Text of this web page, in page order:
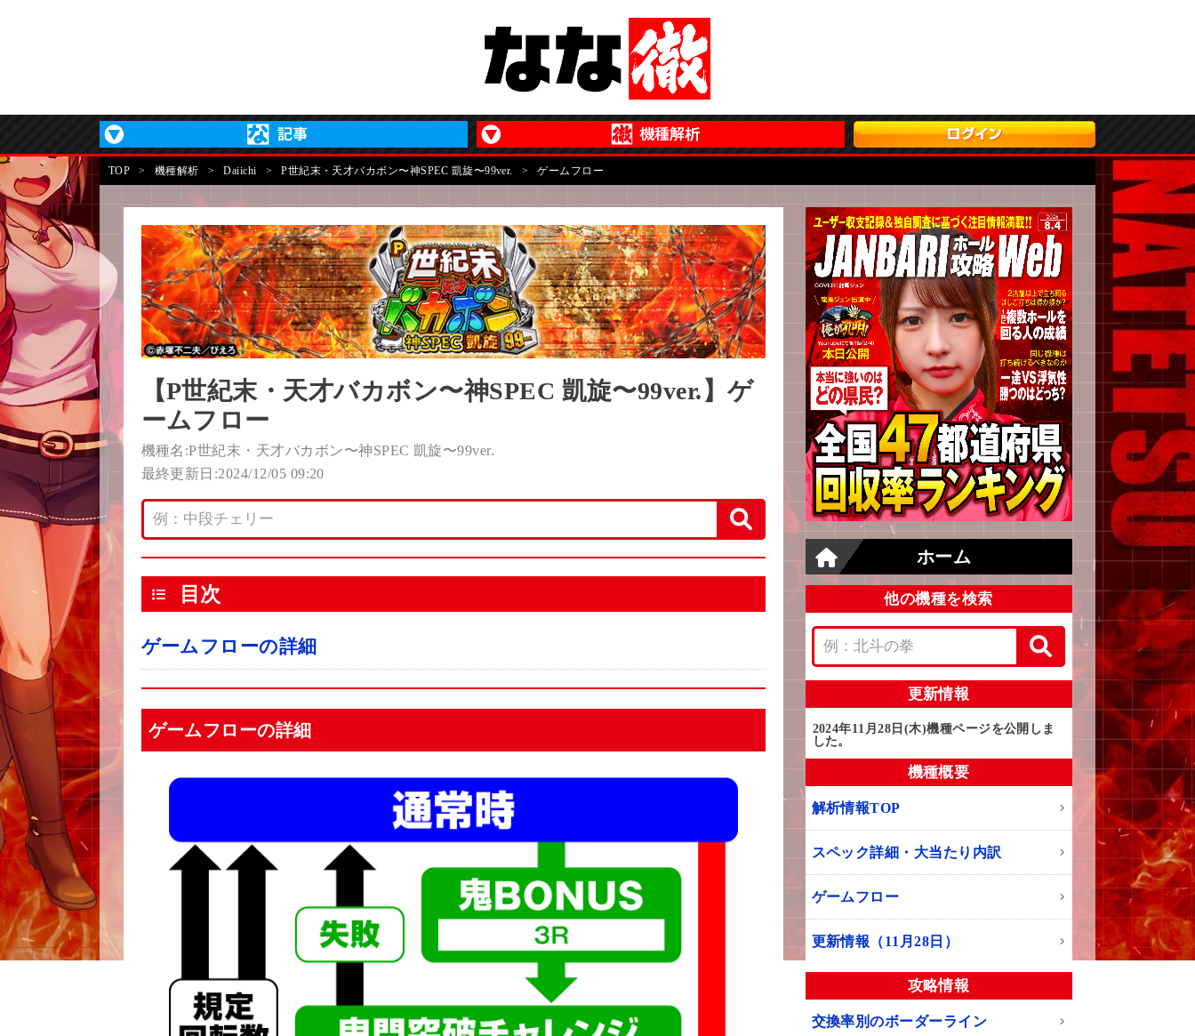
TOP > 機種解析 > Daiichi > P世紀末・天才バカボン〜神SPEC 凱旋〜99ver. > ゲームフロー
【P世紀末・天才バカボン〜神SPEC 凱旋〜99ver.】ゲ
ームフロー
機種名:P世紀末・天才バカボン〜神SPEC 凱旋〜99ver.
最終更新日:2024/12/05 09:20
目次
ゲームフローの詳細
ゲームフローの詳細
ホーム
他の機種を検索
更新情報
2024年11月28日(木)機種ページを公開しま
した。
機種概要
解析情報TOP
スペック詳細・大当たり内訳
ゲームフロー
更新情報（11月28日）
攻略情報
交換率別のボーダーライン